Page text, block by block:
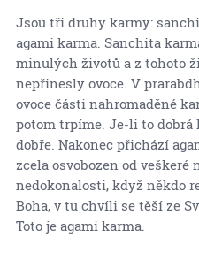
Jsou tři druhy karmy:
agami karma. Sanchita
minulých životů a z tohoto
nepřinesly ovoce. V
ovoce části nahromaděné
potom trpíme. Je-li to dobrá
dobře. Nakonec přichází
zcela osvobozen od veškeré
nedokonalosti, když někdo
Boha, v tu chvíli se těší ze
Toto je agami karma.